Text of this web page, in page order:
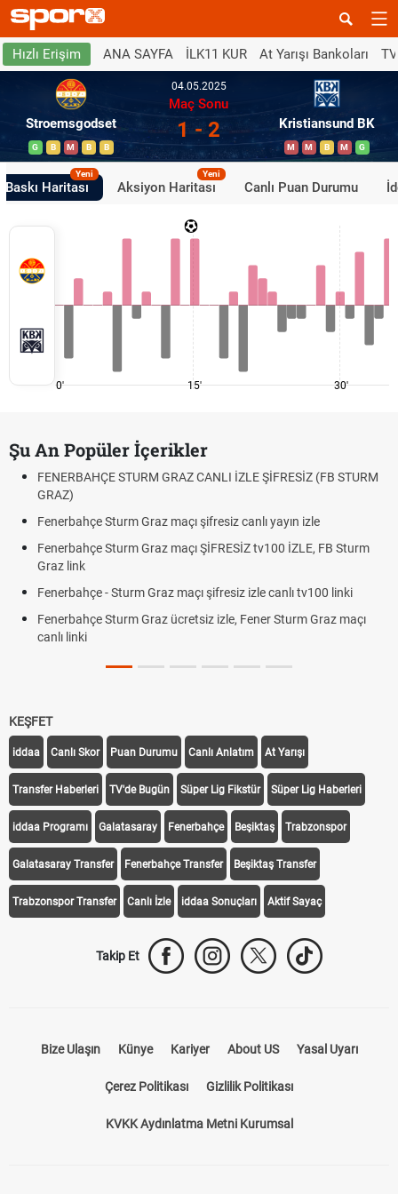
Hızlı Erişim ANA SAYFA İLK11 KUR At Yarışı Bankoları
Stroemsgodset
G B M B B
04.05.2025
Maç Sonu
1 - 2 Kristiansund BK
M M B M G
Baskı Haritası
Yeni
Aksiyon Haritası
Yeni
Canlı Puan Durumu
0' 15' 30'
Şu An Popüler İçerikler
FENERBAHÇE STURM GRAZ CANLI İZLE ŞİFRESİZ (FB STURM
GRAZ)
Fenerbahçe Sturm Graz maçı şifresiz canlı yayın izle
Fenerbahçe Sturm Graz maçı ŞİFRESİZ tv100 İZLE, FB Sturm
Graz link
Fenerbahçe - Sturm Graz maçı şifresiz izle canlı tv100 linki
Fenerbahçe Sturm Graz ücretsiz izle, Fener Sturm Graz maçı
canlı linki
KEŞFET
iddaa Canlı Skor Puan Durumu Canlı Anlatım At Yarışı
Transfer Haberleri TV'de Bugün Süper Lig Fikstür Süper Lig Haberleri
iddaa Programı Galatasaray Fenerbahçe Beşiktaş Trabzonspor
Galatasaray Transfer Fenerbahçe Transfer Beşiktaş Transfer
Trabzonspor Transfer Canlı İzle iddaa Sonuçları Aktif Sayaç
Takip Et
Bize Ulaşın Künye Kariyer About US Yasal Uyarı
Çerez Politikası Gizlilik Politikası
KVKK Aydınlatma Metni Kurumsal